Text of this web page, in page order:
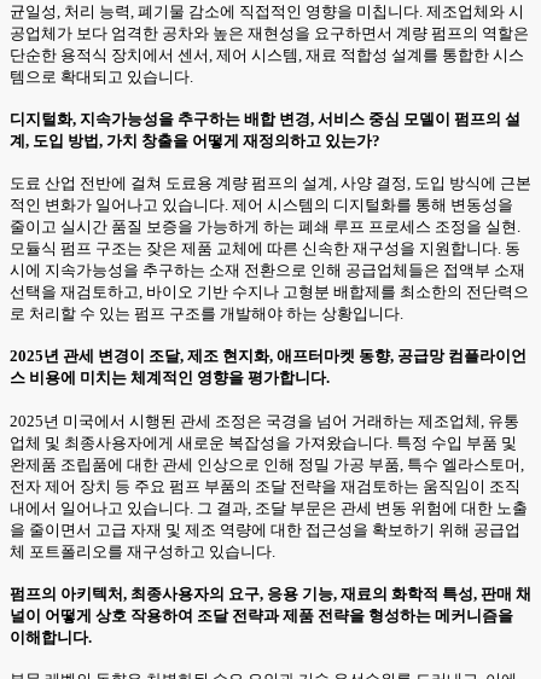
균일성, 처리 능력, 폐기물 감소에 직접적인 영향을 미칩니다. 제조업체와 시
공업체가 보다 엄격한 공차와 높은 재현성을 요구하면서 계량 펌프의 역할은
단순한 용적식 장치에서 센서, 제어 시스템, 재료 적합성 설계를 통합한 시스
템으로 확대되고 있습니다.
디지털화, 지속가능성을 추구하는 배합 변경, 서비스 중심 모델이 펌프의 설
계, 도입 방법, 가치 창출을 어떻게 재정의하고 있는가?
도료 산업 전반에 걸쳐 도료용 계량 펌프의 설계, 사양 결정, 도입 방식에 근본
적인 변화가 일어나고 있습니다. 제어 시스템의 디지털화를 통해 변동성을
줄이고 실시간 품질 보증을 가능하게 하는 폐쇄 루프 프로세스 조정을 실현.
모듈식 펌프 구조는 잦은 제품 교체에 따른 신속한 재구성을 지원합니다. 동
시에 지속가능성을 추구하는 소재 전환으로 인해 공급업체들은 접액부 소재
선택을 재검토하고, 바이오 기반 수지나 고형분 배합제를 최소한의 전단력으
로 처리할 수 있는 펌프 구조를 개발해야 하는 상황입니다.
2025년 관세 변경이 조달, 제조 현지화, 애프터마켓 동향, 공급망 컴플라이언
스 비용에 미치는 체계적인 영향을 평가합니다.
2025년 미국에서 시행된 관세 조정은 국경을 넘어 거래하는 제조업체, 유통
업체 및 최종사용자에게 새로운 복잡성을 가져왔습니다. 특정 수입 부품 및
완제품 조립품에 대한 관세 인상으로 인해 정밀 가공 부품, 특수 엘라스토머,
전자 제어 장치 등 주요 펌프 부품의 조달 전략을 재검토하는 움직임이 조직
내에서 일어나고 있습니다. 그 결과, 조달 부문은 관세 변동 위험에 대한 노출
을 줄이면서 고급 자재 및 제조 역량에 대한 접근성을 확보하기 위해 공급업
체 포트폴리오를 재구성하고 있습니다.
펌프의 아키텍처, 최종사용자의 요구, 응용 기능, 재료의 화학적 특성, 판매 채
널이 어떻게 상호 작용하여 조달 전략과 제품 전략을 형성하는 메커니즘을
이해합니다.